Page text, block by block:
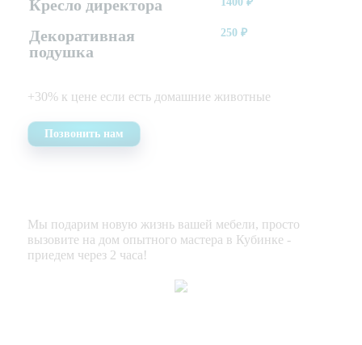
Кресло директора
Декоративная
подушка
250₽
+30% к цене если есть домашние животные
Позвонить нам
Мы подарим новую жизнь вашей мебели, просто
вызовите на дом опытного мастера в Кубинке -
приедем через 2 часа!